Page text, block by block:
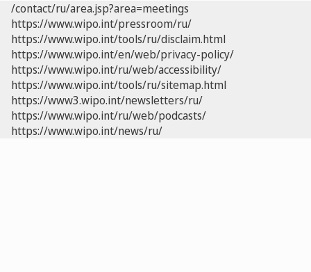
/contact/ru/area.jsp?area=meetings
https://www.wipo.int/pressroom/ru/
https://www.wipo.int/tools/ru/disclaim.html
https://www.wipo.int/en/web/privacy-policy/
https://www.wipo.int/ru/web/accessibility/
https://www.wipo.int/tools/ru/sitemap.html
https://www3.wipo.int/newsletters/ru/
https://www.wipo.int/ru/web/podcasts/
https://www.wipo.int/news/ru/